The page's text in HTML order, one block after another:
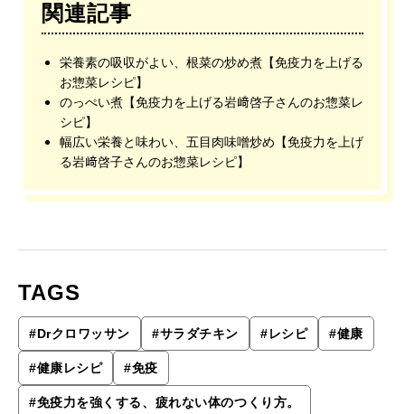
関連記事
栄養素の吸収がよい、根菜の炒め煮【免疫力を上げる
お惣菜レシピ】
のっぺい煮【免疫力を上げる岩﨑啓子さんのお惣菜レ
シピ】
幅広い栄養と味わい、五目肉味噌炒め【免疫力を上げ
る岩﨑啓子さんのお惣菜レシピ】
TAGS
#Drクロワッサン #サラダチキン #レシピ #健康
#健康レシピ #免疫
#免疫力を強くする、疲れない体のつくり方。